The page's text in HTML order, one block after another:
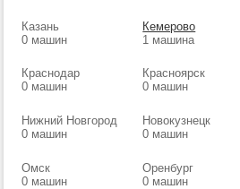
Казань
0 машин
Кемерово
1 машина
Краснодар
0 машин
Красноярск
0 машин
Нижний Новгород
0 машин
Новокузнецк
0 машин
Омск
0 машин
Оренбург
0 машин